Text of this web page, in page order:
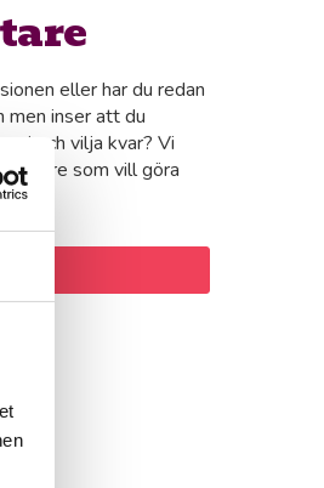
eller har du redan
men inser att du
och vilja kvar? Vi
som vill göra